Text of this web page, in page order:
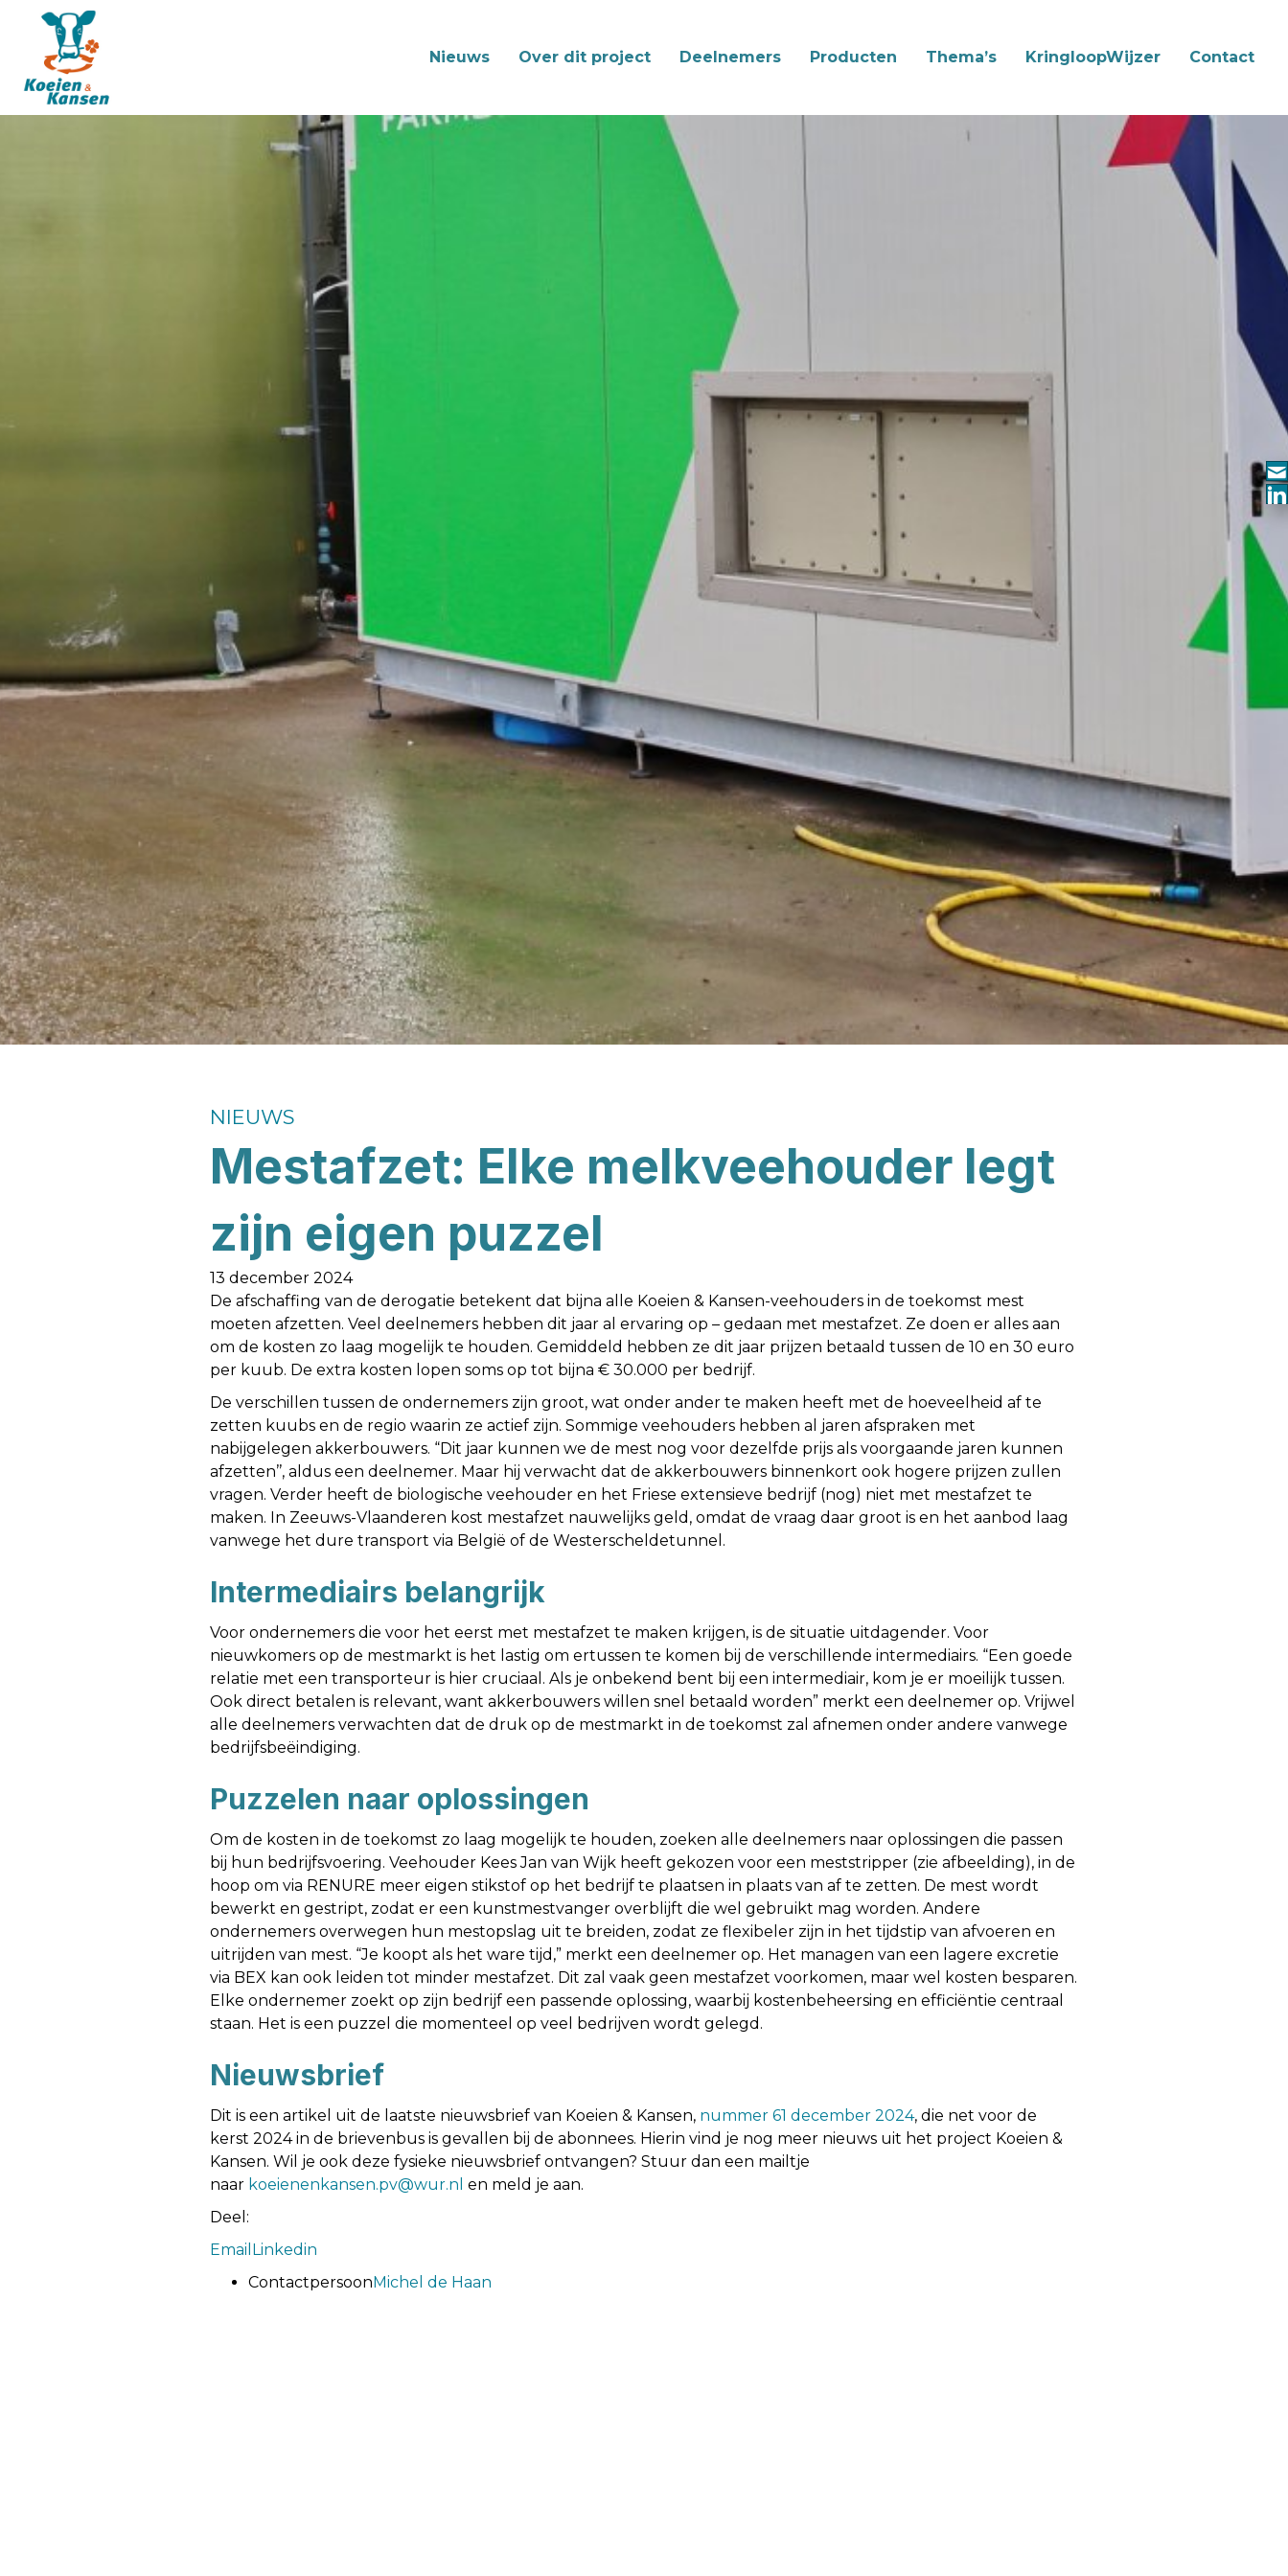
Nieuws Over dit project Deelnemers Producten Thema’s KringloopWijzer Contact
NIEUWS
Mestafzet: Elke melkveehouder legt
zijn eigen puzzel
13 december 2024
De afschaffing van de derogatie betekent dat bijna alle Koeien & Kansen-veehouders in de toekomst mest
moeten afzetten. Veel deelnemers hebben dit jaar al ervaring op – gedaan met mestafzet. Ze doen er alles aan
om de kosten zo laag mogelijk te houden. Gemiddeld hebben ze dit jaar prijzen betaald tussen de 10 en 30 euro
per kuub. De extra kosten lopen soms op tot bijna € 30.000 per bedrijf.
De verschillen tussen de ondernemers zijn groot, wat onder ander te maken heeft met de hoeveelheid af te
zetten kuubs en de regio waarin ze actief zijn. Sommige veehouders hebben al jaren afspraken met
nabijgelegen akkerbouwers. “Dit jaar kunnen we de mest nog voor dezelfde prijs als voorgaande jaren kunnen
afzetten’’, aldus een deelnemer. Maar hij verwacht dat de akkerbouwers binnenkort ook hogere prijzen zullen
vragen. Verder heeft de biologische veehouder en het Friese extensieve bedrijf (nog) niet met mestafzet te
maken. In Zeeuws-Vlaanderen kost mestafzet nauwelijks geld, omdat de vraag daar groot is en het aanbod laag
vanwege het dure transport via België of de Westerscheldetunnel.
Intermediairs belangrijk
Voor ondernemers die voor het eerst met mestafzet te maken krijgen, is de situatie uitdagender. Voor
nieuwkomers op de mestmarkt is het lastig om ertussen te komen bij de verschillende intermediairs. “Een goede
relatie met een transporteur is hier cruciaal. Als je onbekend bent bij een intermediair, kom je er moeilijk tussen.
Ook direct betalen is relevant, want akkerbouwers willen snel betaald worden” merkt een deelnemer op. Vrijwel
alle deelnemers verwachten dat de druk op de mestmarkt in de toekomst zal afnemen onder andere vanwege
bedrijfsbeëindiging.
Puzzelen naar oplossingen
Om de kosten in de toekomst zo laag mogelijk te houden, zoeken alle deelnemers naar oplossingen die passen
bij hun bedrijfsvoering. Veehouder Kees Jan van Wijk heeft gekozen voor een meststripper (zie afbeelding), in de
hoop om via RENURE meer eigen stikstof op het bedrijf te plaatsen in plaats van af te zetten. De mest wordt
bewerkt en gestript, zodat er een kunstmestvanger overblijft die wel gebruikt mag worden. Andere
ondernemers overwegen hun mestopslag uit te breiden, zodat ze flexibeler zijn in het tijdstip van afvoeren en
uitrijden van mest. “Je koopt als het ware tijd,” merkt een deelnemer op. Het managen van een lagere excretie
via BEX kan ook leiden tot minder mestafzet. Dit zal vaak geen mestafzet voorkomen, maar wel kosten besparen.
Elke ondernemer zoekt op zijn bedrijf een passende oplossing, waarbij kostenbeheersing en efficiëntie centraal
staan. Het is een puzzel die momenteel op veel bedrijven wordt gelegd.
Nieuwsbrief
Dit is een artikel uit de laatste nieuwsbrief van Koeien & Kansen, nummer 61 december 2024, die net voor de
kerst 2024 in de brievenbus is gevallen bij de abonnees. Hierin vind je nog meer nieuws uit het project Koeien &
Kansen. Wil je ook deze fysieke nieuwsbrief ontvangen? Stuur dan een mailtje
naar koeienenkansen.pv@wur.nl en meld je aan.
Deel:
Email Linkedin
ContactpersoonMichel de Haan